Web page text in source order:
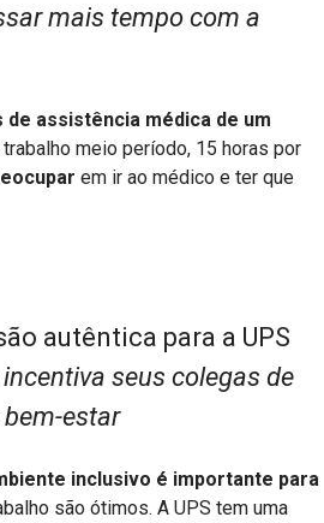
mais tempo com a
assistência médica de um
meio período, 15 horas por
em ir ao médico e ter que
autêntica para a UPS
seus colegas de
estar
inclusivo é importante para
são ótimos. A UPS tem uma